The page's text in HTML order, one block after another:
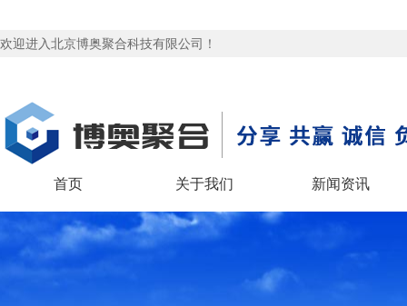
欢迎进入北京博奥聚合科技有限公司！
首页 关于我们 新闻资讯